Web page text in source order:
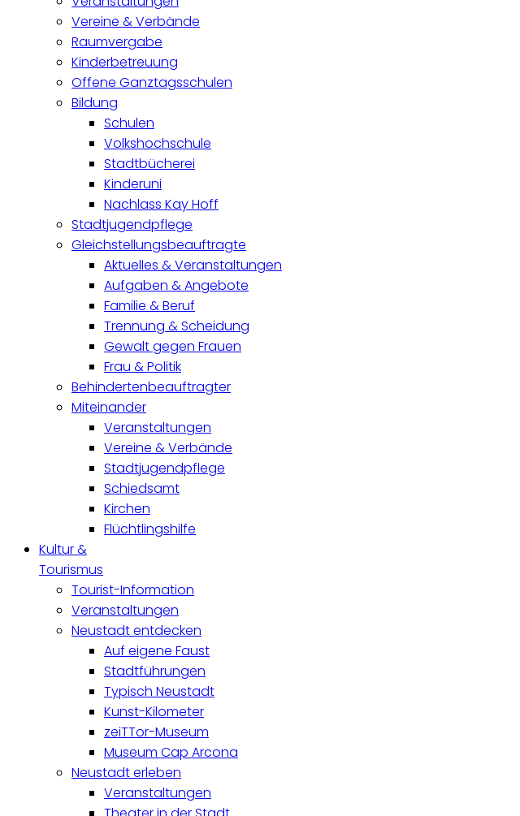
Vereine & Verbände
Raumvergabe
Kinderbetreuung
Offene Ganztagsschulen
Bildung
Schulen
Volkshochschule
Stadtbücherei
Kinderuni
Nachlass Kay Hoff
Stadtjugendpflege
Gleichstellungsbeauftragte
Aktuelles & Veranstaltungen
Aufgaben & Angebote
Familie & Beruf
Trennung & Scheidung
Gewalt gegen Frauen
Frau & Politik
Behindertenbeauftragter
Miteinander
Veranstaltungen
Vereine & Verbände
Stadtjugendpflege
Schiedsamt
Kirchen
Flüchtlingshilfe
Kultur &
Tourismus
Tourist-Information
Veranstaltungen
Neustadt entdecken
Auf eigene Faust
Stadtführungen
Typisch Neustadt
Kunst-Kilometer
zeiTTor-Museum
Museum Cap Arcona
Neustadt erleben
Veranstaltungen